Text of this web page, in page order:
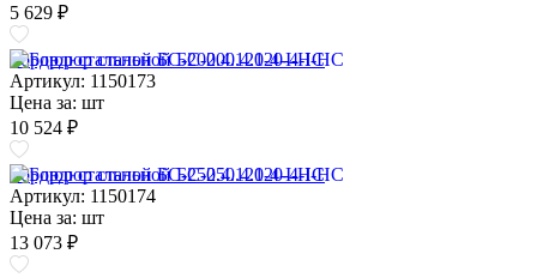
5 629 ₽
Бордюр стальной БС-200.4.120-4-I-НС
Артикул: 1150173
Цена за: шт
10 524 ₽
Бордюр стальной БС-250.4.120-4-I-НС
Артикул: 1150174
Цена за: шт
13 073 ₽